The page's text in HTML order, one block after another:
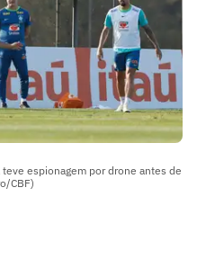
espionagem por drone antes de
CBF)